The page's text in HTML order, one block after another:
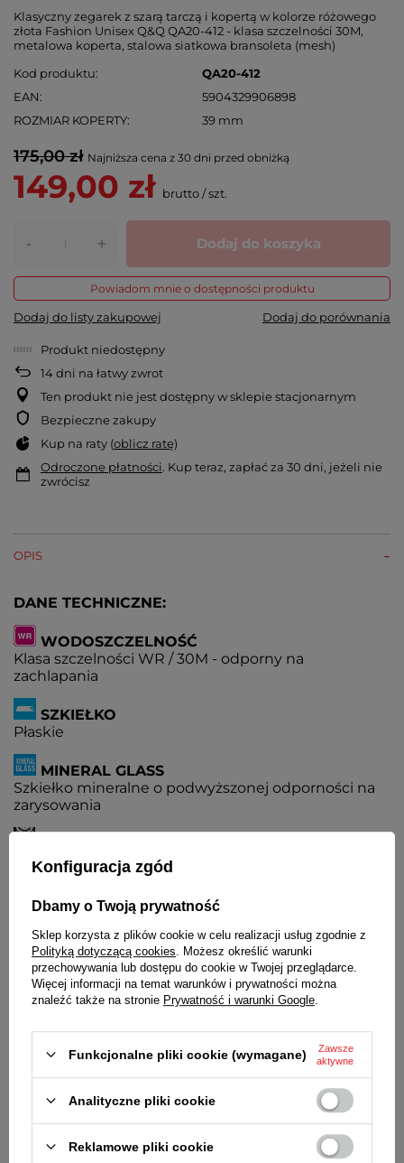
Klasyczny zegarek z szarą tarczą i kopertą w kolorze różowego
złota Fashion Unisex Q&Q QA20-412 - klasa szczelności 30M,
metalowa koperta, stalowa siatkowa bransoleta (mesh)
Kod produktu
QA20-412
EAN
5904329906898
ROZMIAR KOPERTY
39 mm
175,00 zł Najniższa cena z 30 dni przed obniżką
149,00 zł brutto/szt.
- + Dodaj do koszyka
Powiadom mnie o dostępności produktu
Dodaj do listy zakupowej Dodaj do porównania
Produkt niedostępny
14dni na łatwy zwrot
Ten produkt nie jest dostępny w sklepie stacjonarnym
Bezpieczne zakupy
Kup na raty (oblicz ratę)
Odroczone płatności. Kup teraz, zapłać za 30 dni, jeżeli nie
zwrócisz
OPIS
DANE TECHNICZNE:
WODOSZCZELNOŚĆ
Klasa szczelności WR / 30M - odporny na
zachlapania
SZKIEŁKO
Płaskie
MINERAL GLASS
Szkiełko mineralne o podwyższonej odporności na
zarysowania
Metalowa, nierdzewna
BRANSOLETA
Wysokiej jakości stal nierdzewna. Siatkowa
ZAPIĘCIE
Z możliwością regulacji
BATERIA
MECHANIZM
ŚREDNICA KOPERTY
Konfiguracja zgód
Dbamy o Twoją prywatność
Sklep korzysta z plików cookie w celu realizacji usług zgodnie z
Polityką dotyczącą cookies . Możesz określić warunki
przechowywania lub dostępu do cookie w Twojej przeglądarce.
Więcej informacji na temat warunków i prywatności można
znaleźć także na stronie Prywatność i warunki Google
Funkcjonalne pliki cookie (wymagane)
Zawsze
aktywne
Analityczne pliki cookie
Reklamowe pliki cookie